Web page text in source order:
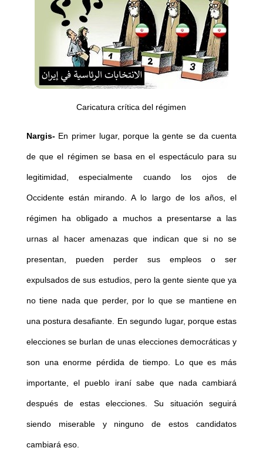
Caricatura crítica del régimen
Nargis-En primer lugar, porque la gente se da cuenta
de que el régimen se basa en el espectáculo para su
legitimidad, especialmente cuando los ojos de
Occidente están mirando. A lo largo de los años, el
régimen ha obligado a muchos a presentarse a las
urnas al hacer amenazas que indican que si no se
presentan, pueden perder sus empleos o ser
expulsados de sus estudios, pero la gente siente que ya
no tiene nada que perder, por lo que se mantiene en
una postura desafiante. En segundo lugar, porque estas
elecciones se burlan de unas elecciones democráticas y
son una enorme pérdida de tiempo. Lo que es más
importante, el pueblo iraní sabe que nada cambiará
después de estas elecciones. Su situación seguirá
siendo miserable y ninguno de estos candidatos
cambiará eso.